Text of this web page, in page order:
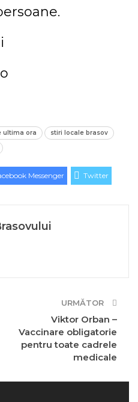
ultima ora
stiri locale brasov
Messenger Twitter
URMĂTOR
Viktor Orban –
Vaccinare obligatorie
pentru toate cadrele
medicale